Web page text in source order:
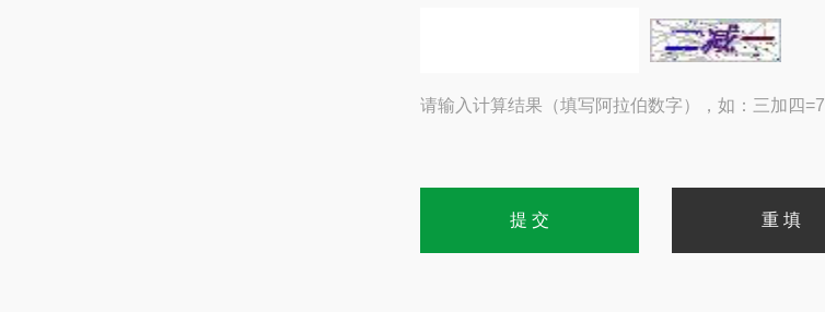
请输入计算结果（填写阿拉伯数字），如：三加四=7